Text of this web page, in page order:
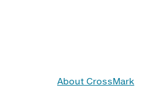
About CrossMark